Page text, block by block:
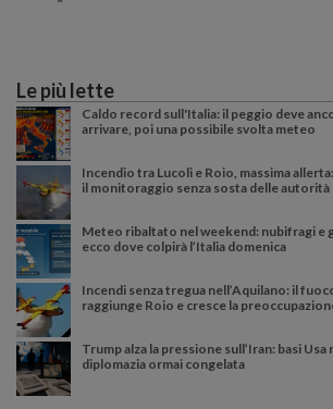
Le più lette
Caldo record sull'Italia: il peggio deve
arrivare, poi una possibile svolta meteo
Incendio tra Lucoli e Roio, massima
il monitoraggio senza sosta delle autorità
Meteo ribaltato nel weekend: nubifragi e
ecco dove colpirà l’Italia domenica
Incendi senza tregua nell’Aquilano: il
raggiunge Roio e cresce la
Trump alza la pressione sull’Iran: basi Usa
diplomazia ormai congelata